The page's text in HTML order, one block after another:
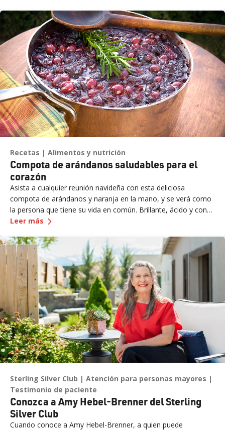
Recetas Alimentos y nutrición
Compota de arándanos saludables para el
corazón
Asista a cualquier reunión navideña con esta deliciosa
compota de arándanos y naranja en la mano, y se verá como
la persona que tiene su vida en común. Brillante, ácido y con
edulcorantes naturales, es una versión fresca (y sencilla) de un
un toque cítrico a la mesa.
Leer más — Compota de arándanos saludables para el
Sterling Silver Club
Atención para personas mayores
Testimonio de paciente
Conozca a Amy Hebel-Brenner del Sterling
Silver Club
Cuando conoce a Amy Hebel-Brenner, a quien puede